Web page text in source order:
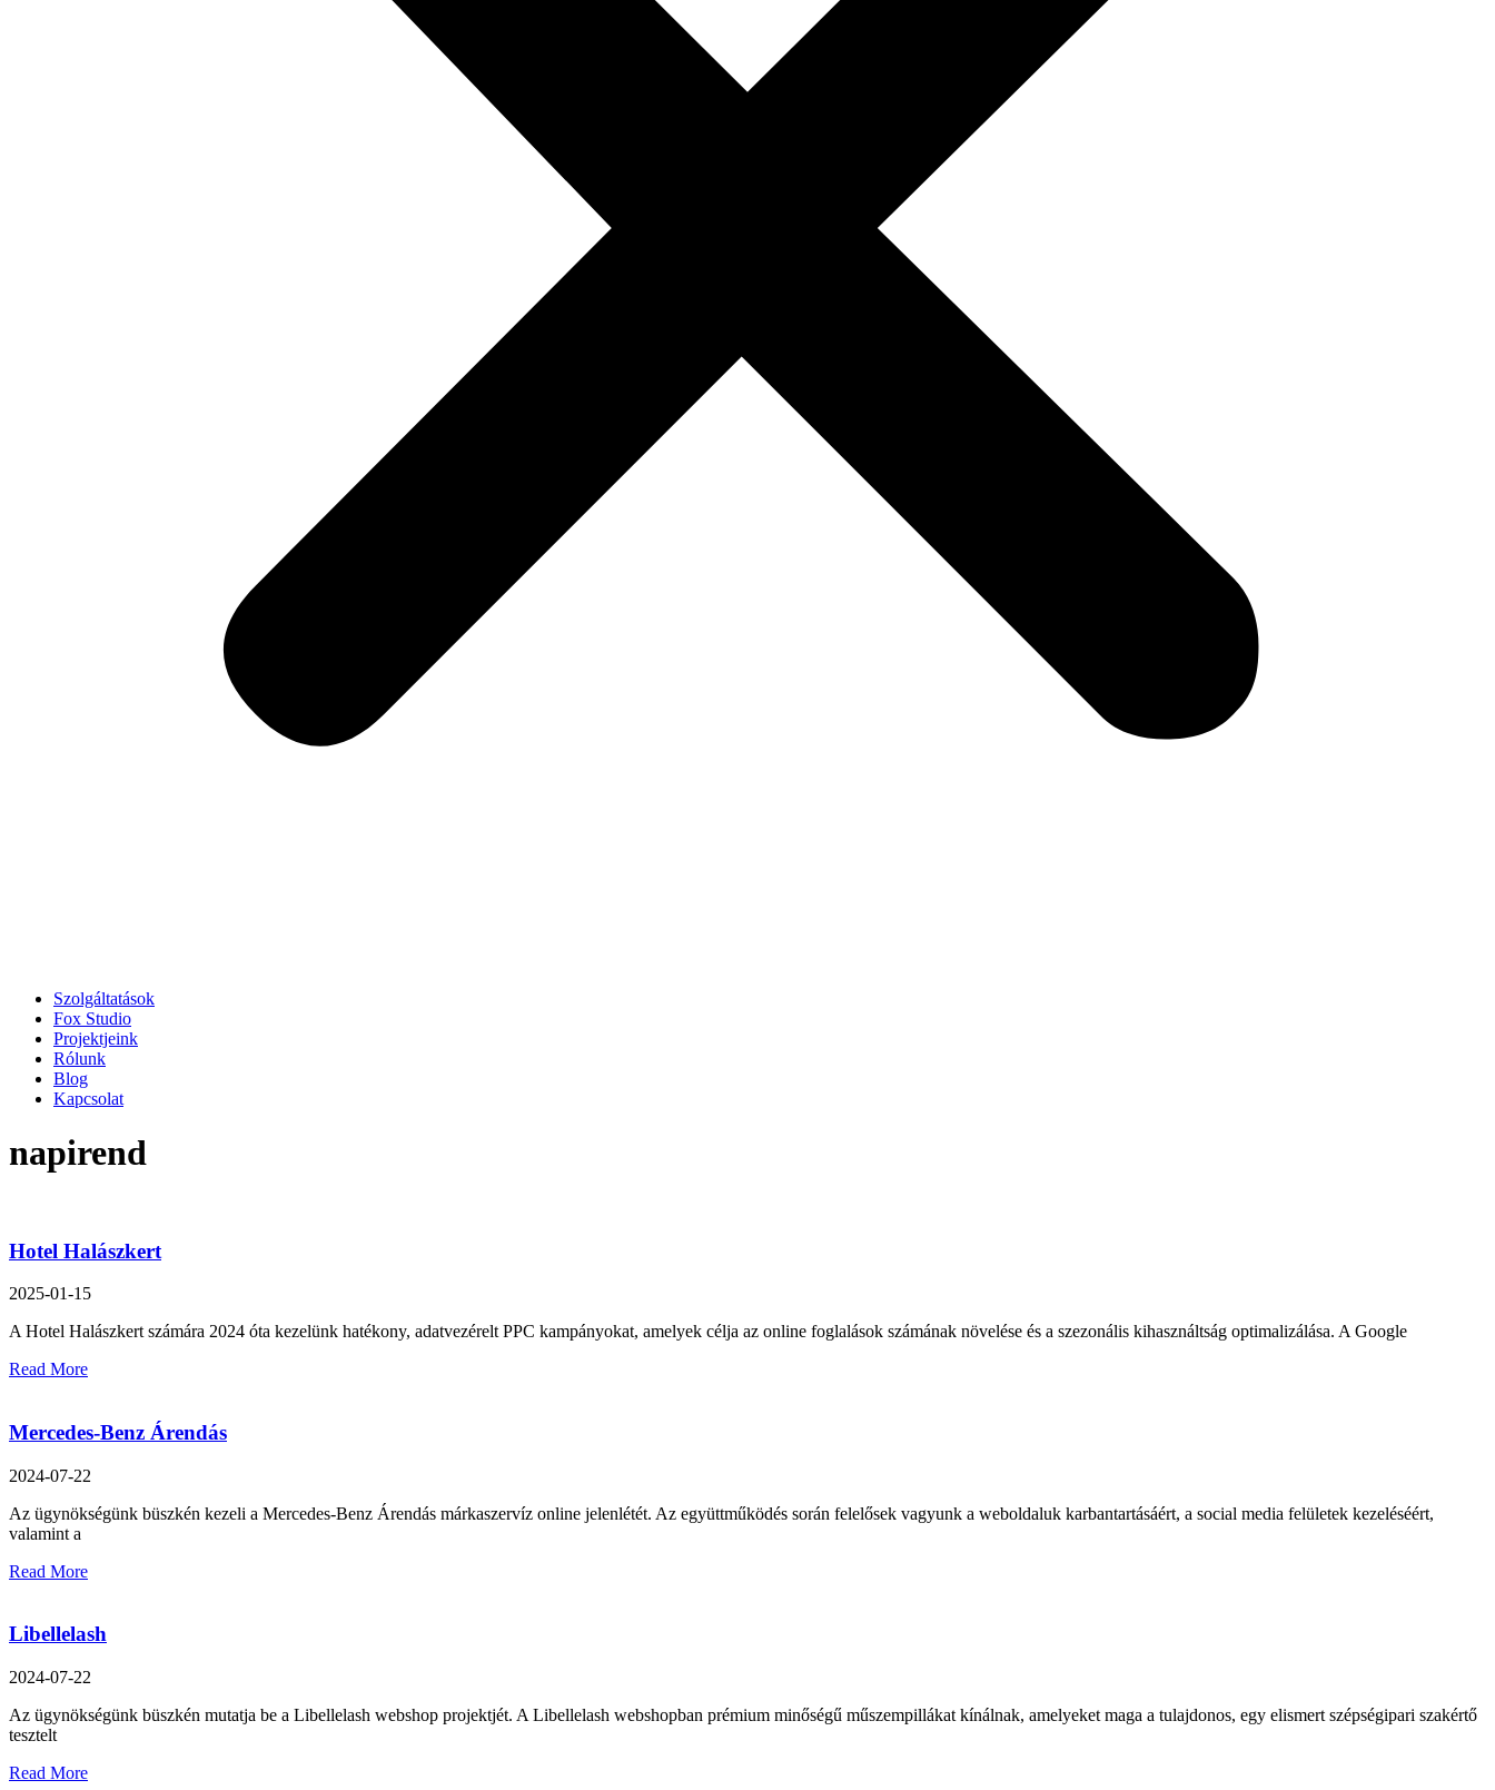
Szolgáltatások
Fox Studio
Projektjeink
Rólunk
Blog
Kapcsolat
napirend
Hotel Halászkert
2025-01-15
A Hotel Halászkert számára 2024 óta kezelünk hatékony, adatvezérelt PPC kampányokat, amelyek célja az online foglalások számának növelése és a szezonális kihasználtság optimalizálása. A Google
Read More
Mercedes-Benz Árendás
2024-07-22
Az ügynökségünk büszkén kezeli a Mercedes-Benz Árendás márkaszervíz online jelenlétét. Az együttműködés során felelősek vagyunk a weboldaluk karbantartásáért, a social media felületek kezeléséért,
valamint a
Read More
Libellelash
2024-07-22
Az ügynökségünk büszkén mutatja be a Libellelash webshop projektjét. A Libellelash webshopban prémium minőségű műszempillákat kínálnak, amelyeket maga a tulajdonos, egy elismert szépségipari szakértő
tesztelt
Read More